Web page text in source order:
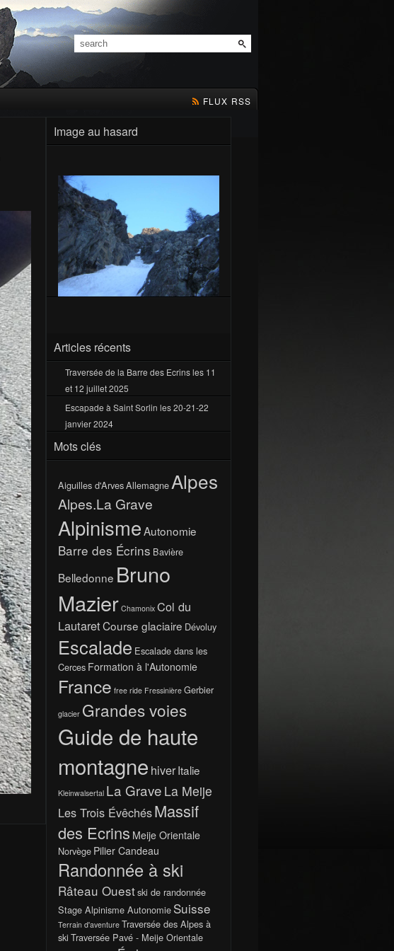
FLUX RSS
Image au hasard
Articles récents
Traversée de la Barre des Ecrins les 11
et 12 juillet 2025
Escapade à Saint Sorlin les 20-21-22
janvier 2024
Mots clés
Aiguilles d'ArvesAllemagne Alpes
Alpes.La Grave
AlpinismeAutonomie
Barre des Écrins Bavière
Belledonne Bruno
Mazier Chamonix Col du
LautaretCourse glaciaire Dévoluy
Escalade Escalade dans les
Cerces Formation à l'Autonomie
France free ride Fressinière Gerbier
glacier Grandes voies
Guide de haute
montagne hiverItalie
Kleinwalsertal La Grave La Meije
Les Trois ÉvêchésMassif
des Ecrins Meije Orientale
Norvège Pilier Candeau
Randonnée à ski
Râteau Ouestski de randonnée
Stage Alpinisme Autonomie Suisse
Terrain d'aventure Traversée des Alpes à
ski Traversée Pavé - Meije Orientale